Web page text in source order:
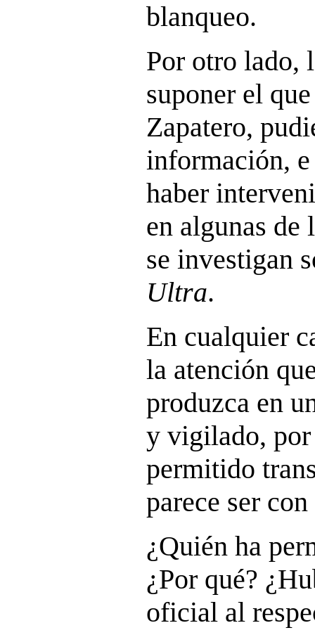
blanqueo.
Por otro lado,
suponer el
Zapatero,
información,
haber
en algunas de
se investigan
Ultra.
En cualquier
la atención
produzca en
y vigilado, por
permitido
parece ser
¿Quién ha
¿Por qué?
oficial al